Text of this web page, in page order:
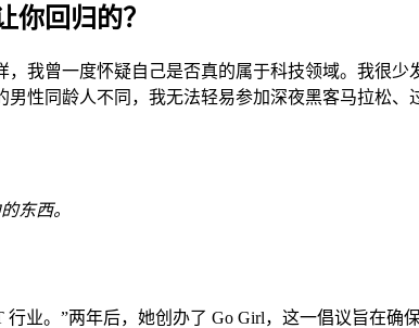
回归的？
我曾一度怀疑自己是否真的属于科技领域。我很少
性同龄人不同，我无法轻易参加深夜黑客马拉松、
东西。
业。”两年后，她创办了 Go Girl，这一倡议旨在确